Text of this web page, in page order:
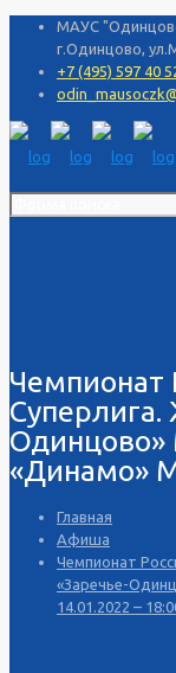
МАУС
г.Одинцово,
+7 (495) 597 40
Чемпионат
Одинцово»
«Динамо»
Главная
Афиша
Чемпионат
«Заречье-
14.01.2022 –